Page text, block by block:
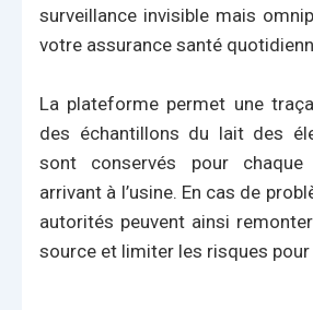
surveillance invisible mais
votre assurance santé
La plateforme permet une
des échantillons du lait des
sont conservés pour
arrivant à l’usine. En cas de
autorités peuvent ainsi
source et limiter les risques pour